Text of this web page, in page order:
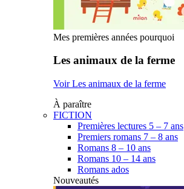
Mes premières années pourquoi
Les animaux de la ferme
Voir Les animaux de la ferme
À paraître
FICTION
Premières lectures 5 – 7 ans
Premiers romans 7 – 8 ans
Romans 8 – 10 ans
Romans 10 – 14 ans
Romans ados
Nouveautés